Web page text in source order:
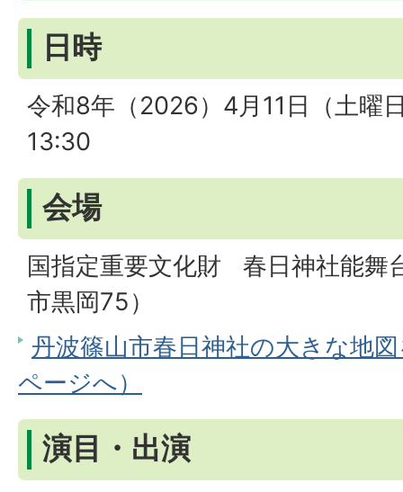
日時
令和8年（2026）4月11日（土曜
13:30
会場
国指定重要文化財 春日神社能舞
市黒岡75）
丹波篠山市春日神社の大きな地
ページへ）
演目・出演